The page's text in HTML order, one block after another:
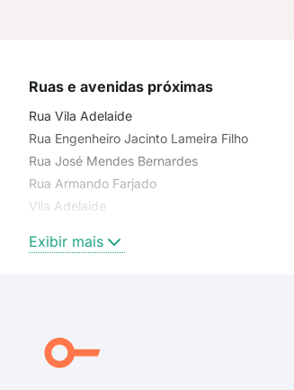
Ruas e avenidas próximas
Rua Vila Adelaide
Rua Engenheiro Jacinto Lameira Filho
Rua José Mendes Bernardes
Rua Armando Farjado
Vila Adelaide
Rua 1
Travessa Dr Silveira
Rua Piloto Paulo Reis
Exibir mais